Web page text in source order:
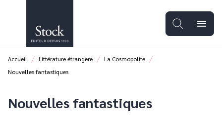
PIED DE PAGE
menu
Accueil / Littérature étrangère / La Cosmopolite /
Nouvelles fantastiques
Nouvelles fantastiques